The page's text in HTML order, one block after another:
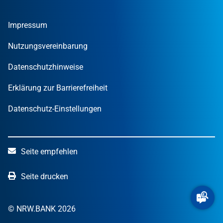
Finanzpublikationen
Öffentliche Kunden
STARTERCENTER NRW
NRW.Venture
Impressum
Nutzungsvereinbarung
Datenschutzhinweise
Erklärung zur Barrierefreiheit
Datenschutz-Einstellungen
Seite empfehlen
Seite drucken
© NRW.BANK 2026